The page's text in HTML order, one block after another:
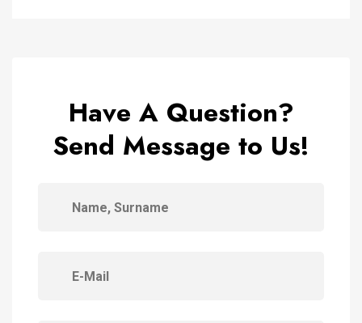
Have A Question?
Send Message to Us!